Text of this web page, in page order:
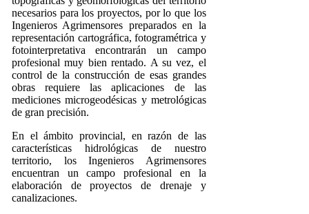
necesarios para los proyectos, por lo que los
Ingenieros Agrimensores preparados en la
representación cartográfica, fotogramétrica y
fotointerpretativa encontrarán un campo
profesional muy bien rentado. A su vez, el
control de la construcción de esas grandes
obras requiere las aplicaciones de las
mediciones microgeodésicas y metrológicas
de gran precisión.
En el ámbito provincial, en razón de las
características hidrológicas de nuestro
territorio, los Ingenieros Agrimensores
encuentran un campo profesional en la
elaboración de proyectos de drenaje y
canalizaciones.